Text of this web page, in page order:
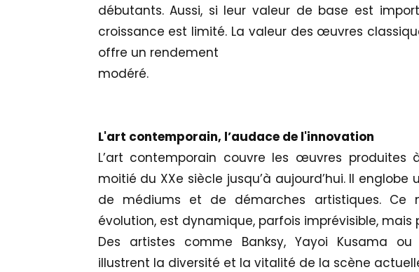
débutants. Aussi, si leur valeur de base est
croissance est limité. La valeur des œuvres
offre un rendement
modéré.​
L'art contemporain, l’audace de l'innovation
L’art contemporain couvre les œuvres
moitié du XXe siècle jusqu’à aujourd’hui. Il
de médiums et de démarches artistiques. Ce
évolution, est dynamique, parfois imprévisible, mais
Des artistes comme Banksy, Yayoi Kusama ou
illustrent la diversité et la vitalité de la scène